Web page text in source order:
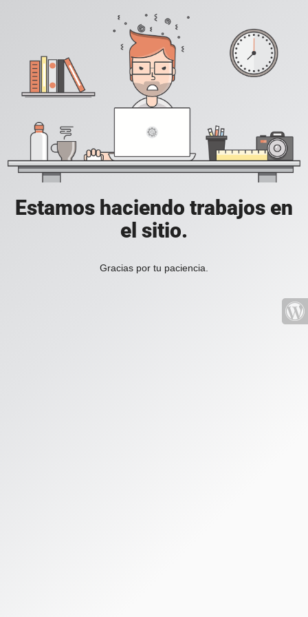
Estamos haciendo trabajos en
el sitio.
Gracias por tu paciencia.